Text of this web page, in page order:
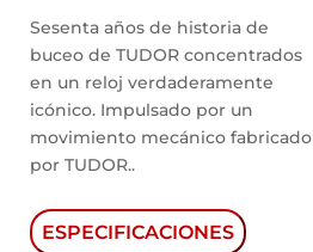
Sesenta años de historia de
buceo de TUDOR concentrados
en un reloj verdaderamente
icónico. Impulsado por un
movimiento mecánico fabricado
por TUDOR..
ESPECIFICACIONES